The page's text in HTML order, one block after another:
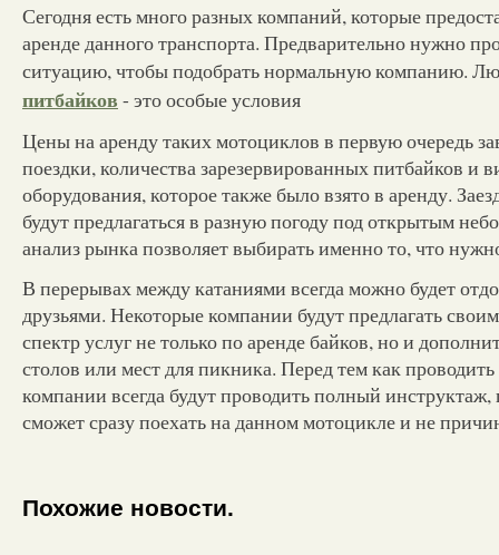
Сегодня есть много разных компаний, которые
аренде данного транспорта. Предварительно нужно
ситуацию, чтобы подобрать нормальную компанию.
питбайков - это особые условия
Цены на аренду таких мотоциклов в первую очередь
поездки, количества зарезервированных питбайков и
оборудования, которое также было взято в аренду.
будут предлагаться в разную погоду под открытым
анализ рынка позволяет выбирать именно то, что
В перерывах между катаниями всегда можно будет
друзьями. Некоторые компании будут предлагать
спектр услуг не только по аренде байков, но и
столов или мест для пикника. Перед тем как
компании всегда будут проводить полный
сможет сразу поехать на данном мотоцикле и не
Похожие новости.